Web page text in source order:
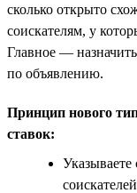
сколько открыто
соискателям, у
Главное —
по объявлению.
Принцип нового
ставок:
Указываете